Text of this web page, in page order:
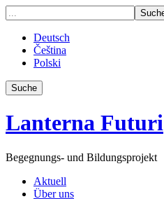
Deutsch
Čeština
Polski
Suche
Lanterna Futuri
Begegnungs- und Bildungsprojekt
Aktuell
Über uns